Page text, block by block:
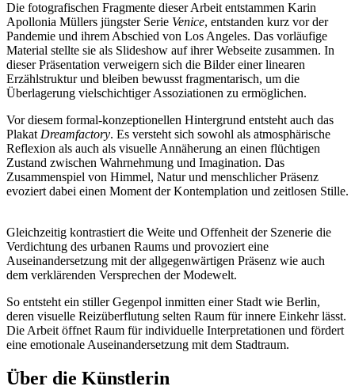
Die fotografischen Fragmente dieser Arbeit entstammen Karin
Apollonia Müllers jüngster Serie Venice, entstanden kurz vor der
Pandemie und ihrem Abschied von Los Angeles. Das vorläufige
Material stellte sie als Slideshow auf ihrer Webseite zusammen. In
dieser Präsentation verweigern sich die Bilder einer linearen
Erzählstruktur und bleiben bewusst fragmentarisch, um die
Überlagerung vielschichtiger Assoziationen zu ermöglichen.
Vor diesem formal-konzeptionellen Hintergrund entsteht auch das
Plakat Dreamfactory. Es versteht sich sowohl als atmosphärische
Reflexion als auch als visuelle Annäherung an einen flüchtigen
Zustand zwischen Wahrnehmung und Imagination. Das
Zusammenspiel von Himmel, Natur und menschlicher Präsenz
evoziert dabei einen Moment der Kontemplation und zeitlosen Stille.
Gleichzeitig kontrastiert die Weite und Offenheit der Szenerie die
Verdichtung des urbanen Raums und provoziert eine
Auseinandersetzung mit der allgegenwärtigen Präsenz wie auch
dem verklärenden Versprechen der Modewelt.
So entsteht ein stiller Gegenpol inmitten einer Stadt wie Berlin,
deren visuelle Reizüberflutung selten Raum für innere Einkehr lässt.
Die Arbeit öffnet Raum für individuelle Interpretationen und fördert
eine emotionale Auseinandersetzung mit dem Stadtraum.
Über die Künstlerin